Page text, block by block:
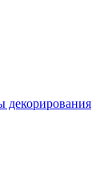
декорирования